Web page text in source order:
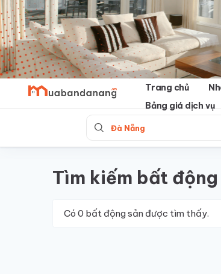
Skip
to
content
Trang chủ
Bảng giá dịch vụ
Đà Nẵng
Tìm kiếm bất động
Có 0 bất động sản được tìm thấy.